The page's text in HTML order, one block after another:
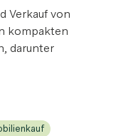
Verkauf von
kompakten
darunter